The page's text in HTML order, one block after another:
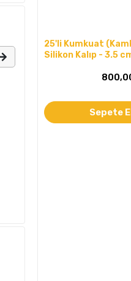
25'li Kumkuat
Silikon Kalıp - 3.5
Sepete